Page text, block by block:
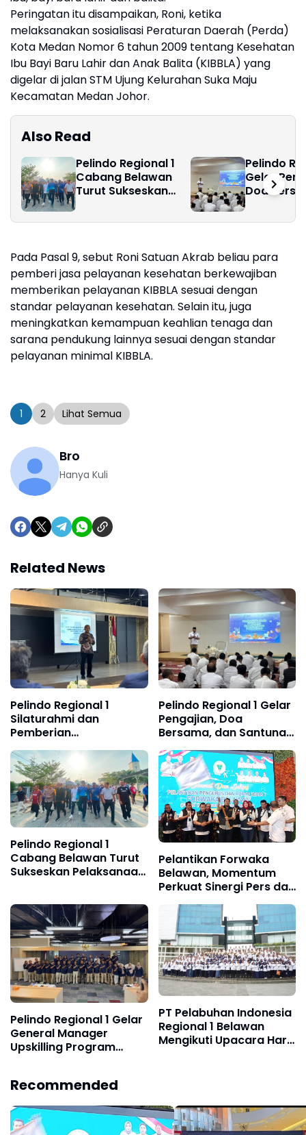
Peringatan itu disampaikan, Roni, ketika
melaksanakan sosialisasi Peraturan Daerah (Perda)
Kota Medan Nomor 6 tahun 2009 tentang Kesehatan
Ibu Bayi Baru Lahir dan Anak Balita (KIBBLA) yang
digelar di jalan STM Ujung Kelurahan Suka Maju
Kecamatan Medan Johor.
Also Read
Pelindo Regional 1
Cabang Belawan
Turut Sukseskan
Free Day Perdana di
Pelindo
Gelar
Doa
Yatim
Pada Pasal 9, sebut Roni Satuan Akrab beliau para
pemberi jasa pelayanan kesehatan berkewajiban
memberikan pelayanan KIBBLA sesuai dengan
standar pelayanan kesehatan. Selain itu, juga
meningkatkan kemampuan keahlian tenaga dan
sarana pendukung lainnya sesuai dengan standar
pelayanan minimal KIBBLA.
1 2 Lihat Semua
Bro
Hanya Kuli
Related News
Pelindo Regional 1
Silaturahmi dan
Pemberian
Cinderamata Pensiunan
Pelindo Regional 1 Gelar
Pengajian, Doa
Bersama, dan Santunan
Anak Yatim Piatu
Pelindo Regional 1
Cabang Belawan Turut
Sukseskan Pelaksanaan
Pelantikan Forwaka
Belawan, Momentum
Perkuat Sinergi Pers dan
Pelindo Regional 1 Gelar
General Manager
Upskilling Program
PT Pelabuhan Indonesia
Regional 1 Belawan
Mengikuti Upacara Hari
Recommended